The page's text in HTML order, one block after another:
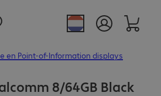
en Point-of-Information displays
8/64GB Black